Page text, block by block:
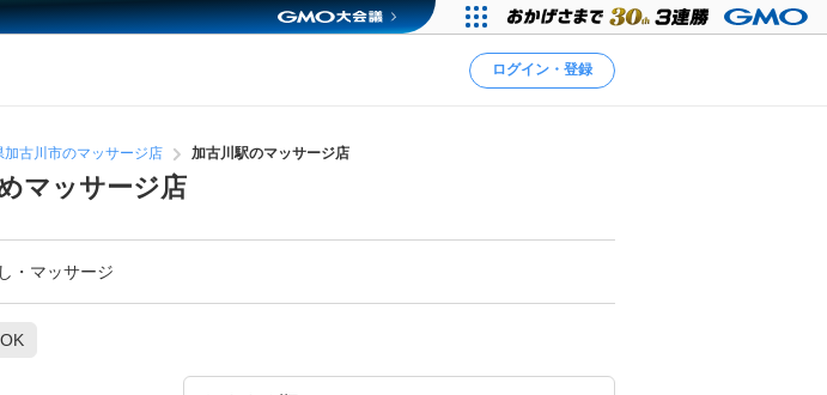
ログイン・登録
加古川市のマッサージ店 加古川駅のマッサージ店
マッサージ店
・マッサージ